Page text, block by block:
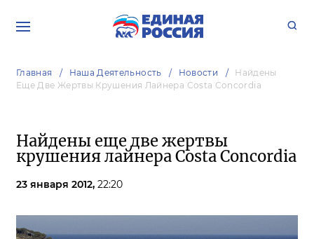
Главная Наша Деятельность Новости
Найдены
Еще Две Жертвы Крушения Лайнера Costa Concordia
Найдены еще две жертвы
крушения лайнера Costa Concordia
23 января 2012, 22:20